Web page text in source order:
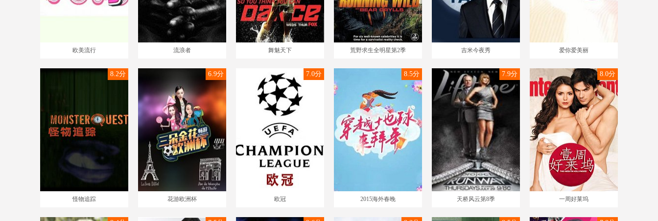
欧美流行 流浪者 舞魅天下 荒野求生全明星第2季 吉米今夜秀 爱你爱美丽
怪物追踪
8.2分
花游欧洲杯
6.9分
欧冠
7.0分
2015海外春晚
8.5分
天桥风云第8季
7.9分
一周好莱坞
8.0分